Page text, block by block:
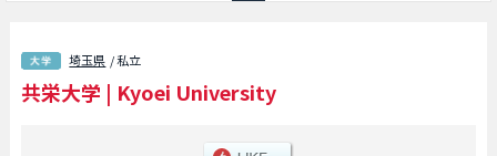
部別情報や、募集定員や合格者数など入試情報、施設案内、アクセスなど外
国人留学生に必要な情報を掲載しているので是非ご利用ください。
埼玉県 / 私立
共栄大学 | Kyoei University